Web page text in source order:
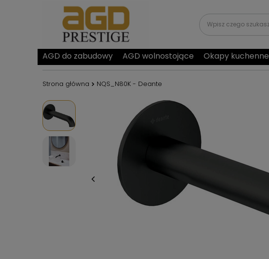
AGD do zabudowy AGD wolnostojące Okapy kuchenne
Strona główna NQS_N80K - Deante